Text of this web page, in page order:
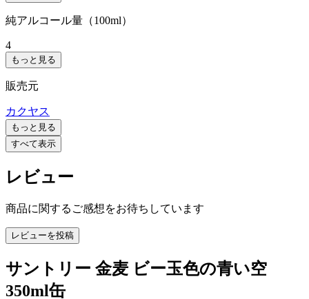
純アルコール量（100ml）
4
もっと見る
販売元
カクヤス
もっと見る
すべて表示
レビュー
商品に関するご感想をお待ちしています
レビューを投稿
サントリー 金麦 ビー玉色の青い空
350ml缶